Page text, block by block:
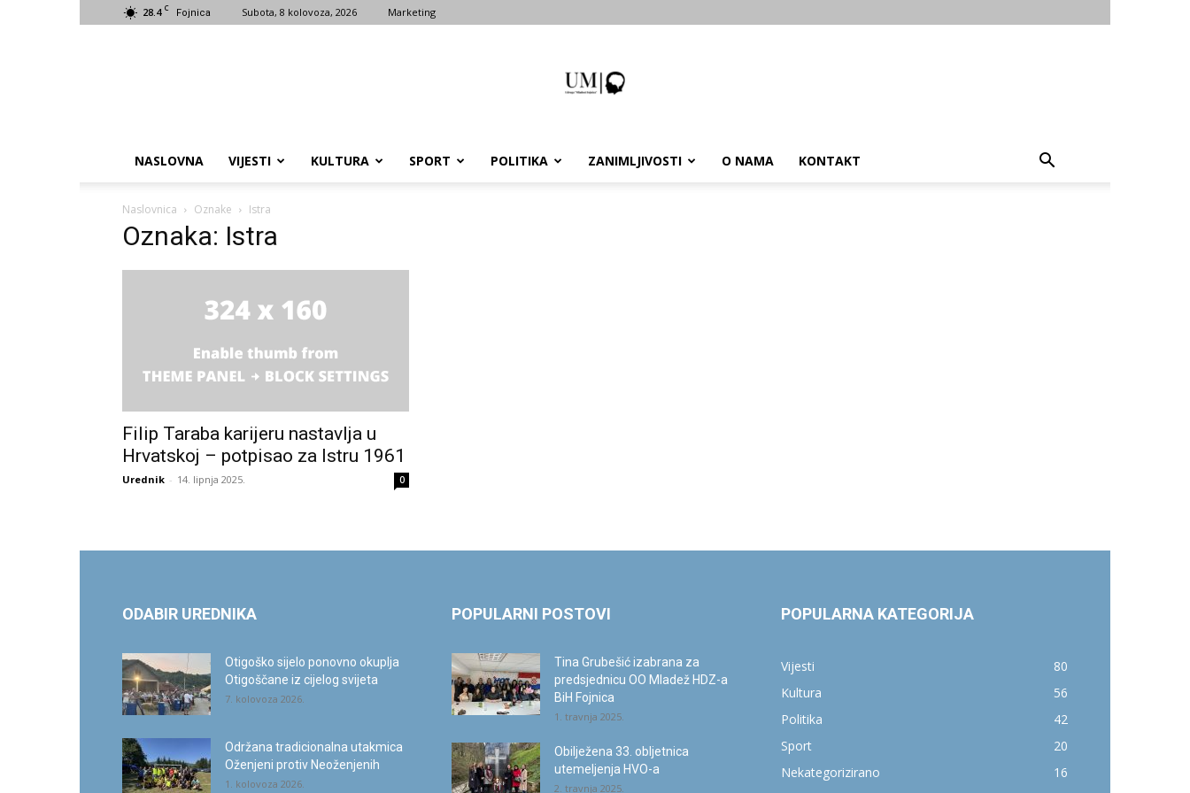
28.4 C Fojnica Subota, 8 kolovoza, 2026 Marketing
NASLOVNA VIJESTI KULTURA SPORT POLITIKA ZANIMLJIVOSTI O NAMA KONTAKT
Naslovnica Oznake Istra
Oznaka: Istra
Filip Taraba karijeru nastavlja u
Hrvatskoj – potpisao za Istru 1961
Urednik - 14. lipnja 2025. 0
ODABIR UREDNIKA
Otigoško sijelo ponovno okuplja
Otigoščane iz cijelog svijeta
7. kolovoza 2026.
Održana tradicionalna utakmica
Oženjeni protiv Neoženjenih
1. kolovoza 2026.
POPULARNI POSTOVI
Tina Grubešić izabrana za
predsjednicu OO Mladež HDZ-a
BiH Fojnica
1. travnja 2025.
Obilježena 33. obljetnica
utemeljenja HVO-a
2. travnja 2025.
POPULARNA KATEGORIJA
Vijesti
80
Kultura
56
Politika
42
Sport
20
Nekategorizirano
16